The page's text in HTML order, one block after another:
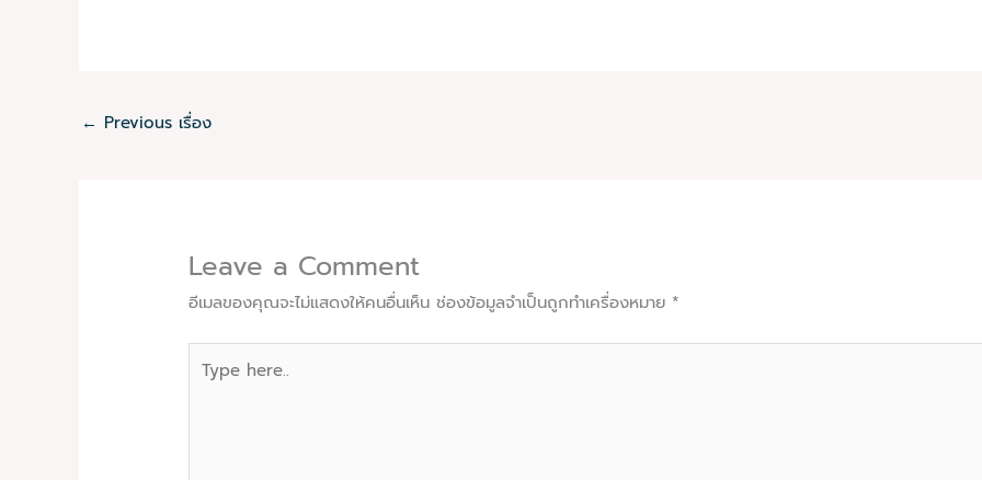
← Previous เรื่อง
Leave a Comment
อีเมลของคุณจะไม่แสดงให้คนอื่นเห็น ช่องข้อมูลจำเป็นถูกทำเครื่องหมาย *
here..